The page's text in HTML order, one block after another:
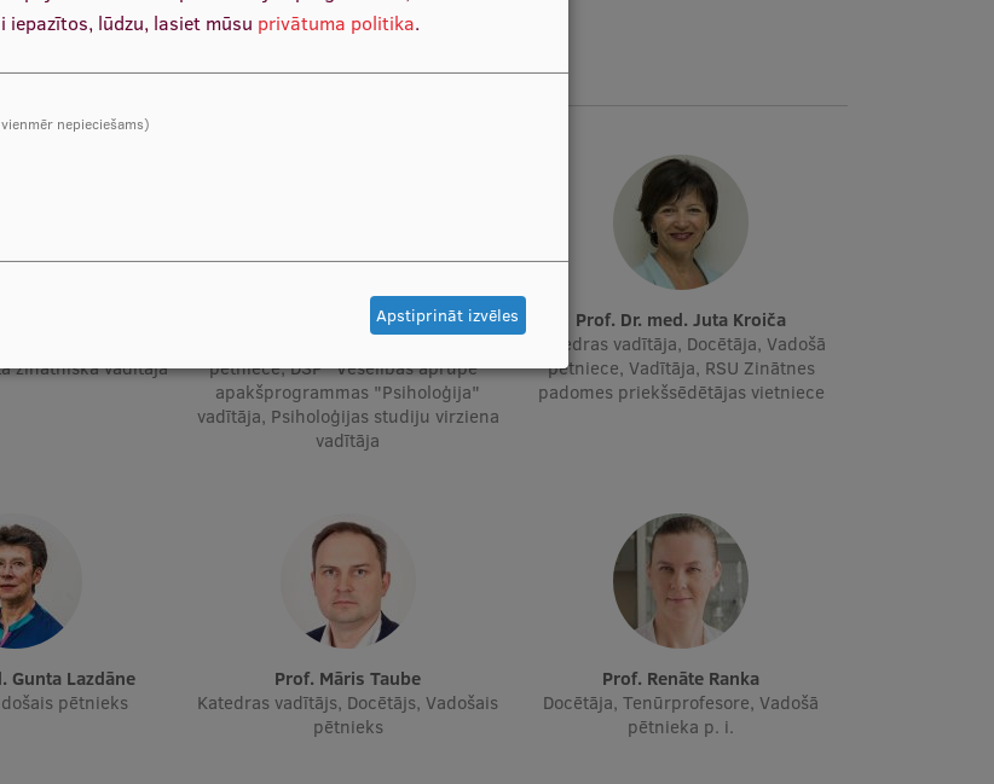
pētniece, Vadošā
zinātniskā vadītāja
Prof. Dr. psych. Kristīne Mārtinsone
Katedras vadītāja, Docētāja, Vadošā
pētniece, DSP "Veselības aprūpe"
apakšprogrammas "Psiholoģija"
vadītāja, Psiholoģijas studiju virziena
vadītāja
Prof. Dr. med. Juta Kroiča
Katedras vadītāja, Docētāja, Vadošā
pētniece, Vadītāja, RSU Zinātnes
padomes priekšsēdētājas vietniece
Gunta Lazdāne
pētnieks
Prof. Māris Taube
Katedras vadītājs, Docētājs, Vadošais
pētnieks
Prof. Renāte Ranka
Docētāja, Tenūrprofesore, Vadošā
pētnieka p. i.
iepazītos, lūdzu, lasiet mūsu privātuma politika.
nepieciešams)
Apstiprināt izvēles